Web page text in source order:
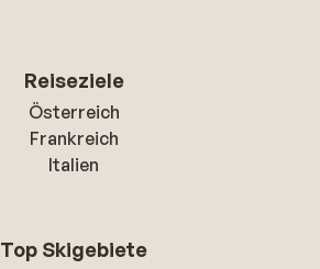
Reiseziele
Österreich
Frankreich
Italien
Top Skigebiete